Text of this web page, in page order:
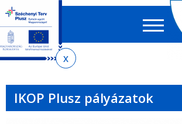
almenühöz
tartalomra
oldaltérképre
IKOP Plusz pályázatok